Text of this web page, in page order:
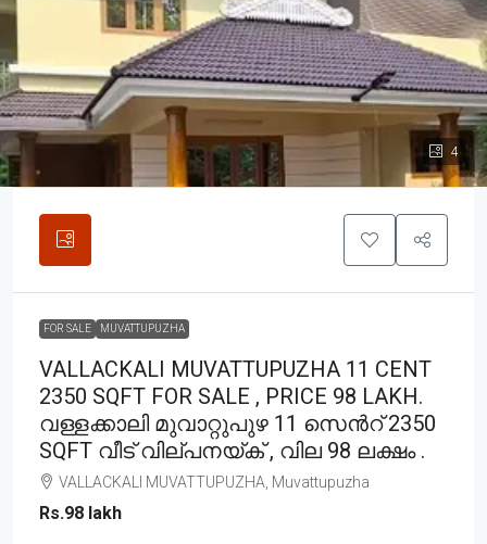
4
FOR SALE MUVATTUPUZHA
VALLACKALI MUVATTUPUZHA 11 CENT
2350 SQFT FOR SALE , PRICE 98 LAKH.
വള്ളക്കാലി മുവാറ്റുപുഴ 11 സെൻറ് 2350
SQFT വീട് വില്പനയ്ക് , വില 98 ലക്ഷം .
VALLACKALI MUVATTUPUZHA, Muvattupuzha
Rs.98 lakh